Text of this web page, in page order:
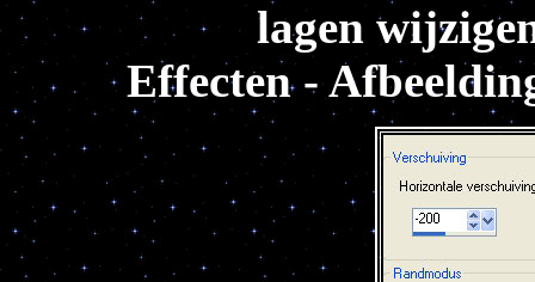
lagen
Effecten -